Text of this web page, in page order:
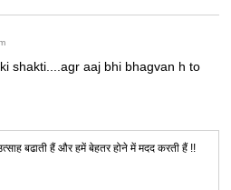
shakti....agr aaj bhi bhagvan h to
बढाती हैं और हमें बेहतर होने में मदद करती हैं !!